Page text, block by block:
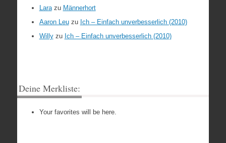
Larazu Männerhort
Aaron Leuzu Ich – Einfach unverbesserlich (2010)
Willyzu Ich – Einfach unverbesserlich (2010)
Deine Merkliste:
Your favorites will be here.